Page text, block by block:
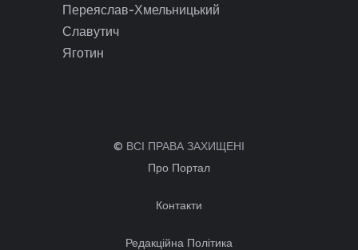
Переяслав-Хмельницький
Славутич
Яготин
© ВСІ ПРАВА ЗАХИЩЕНІ
Про Портал
Контакти
Редакційна Політика